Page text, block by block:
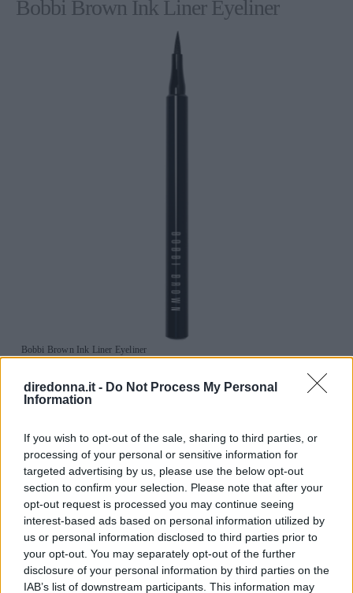
diredonna.it - Do Not Process My Personal
Information
If you wish to opt-out of the sale, sharing to third parties, or
processing of your personal or sensitive information for
targeted advertising by us, please use the below opt-out
section to confirm your selection. Please note that after your
opt-out request is processed you may continue seeing
interest-based ads based on personal information utilized by
us or personal information disclosed to third parties prior to
your opt-out. You may separately opt-out of the further
disclosure of your personal information by third parties on the
IAB’s list of downstream participants. This information may
Bobbi Brown Ink Liner Eyeliner
Bobbi Brown Ink Liner Eyeliner
È unapenna eyeliner con applicatore flessibile
realizzato in feltro che permette di disegnare
rima ciliare. Non cola, non si sfalda e non
sbiadisce. Il colore risulta intenso e pigmentato,
perfetto per realizzare il cat eye.
Disponibile su LookFantastic a 27,95 euro
Acquista ora